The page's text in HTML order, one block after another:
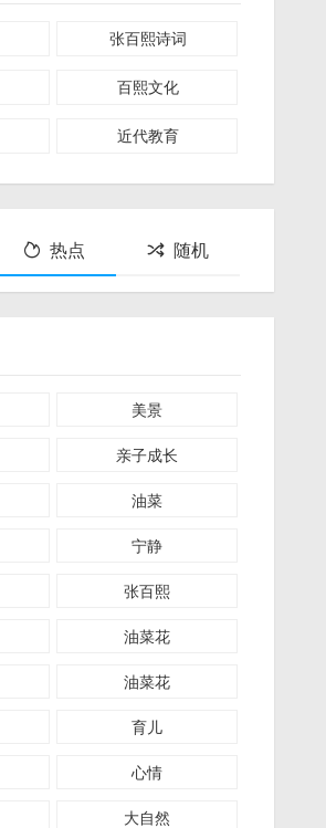
张百熙诗词
百熙文化
近代教育
热点 随机
美景
亲子成长
油菜
宁静
张百熙
油菜花
油菜花
育儿
心情
大自然